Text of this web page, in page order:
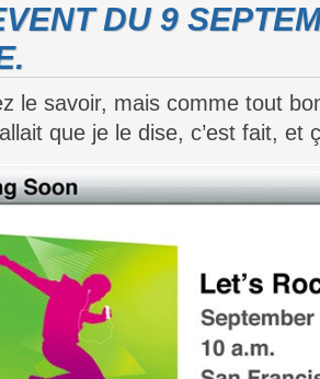
DU 9
le savoir, mais comme tout
que je le dise, c’est fait, et